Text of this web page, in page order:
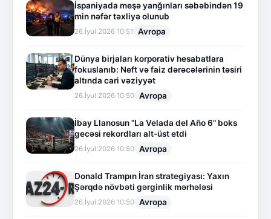
İspaniyada meşə yanğınları səbəbindən 19
min nəfər təxliyə olunub
26.İyul.2026 10:51 Avropa
Dünya birjaları korporativ hesabatlara
fokuslanıb: Neft və faiz dərəcələrinin təsiri
altında cari vəziyyət
26.İyul.2026 10:50 Avropa
İbay Llanosun "La Velada del Año 6" boks
gecəsi rekordları alt-üst etdi
26.İyul.2026 10:50 Avropa
Donald Trampın İran strategiyası: Yaxın
Şərqdə növbəti gərginlik mərhələsi
26.İyul.2026 10:50 Avropa